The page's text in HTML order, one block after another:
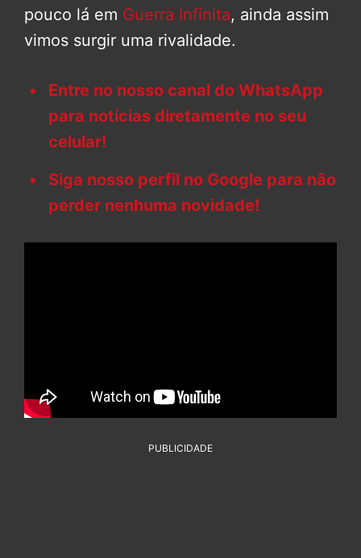
pouco lá em Guerra Infinita, ainda assim
vimos surgir uma rivalidade.
Entre no nosso canal do WhatsApp
para notícias diretamente no seu
celular!
Siga nosso perfil no Google para não
perder nenhuma novidade!
PUBLICIDADE